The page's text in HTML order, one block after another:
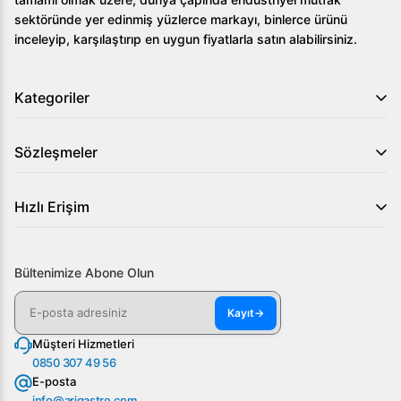
Cihazın temizliği kolay mı?
Detaylı bilgi ve özel fiyat teklifleri için şimdi bizimle iletişime
sektöründe yer edinmiş yüzlerce markayı, binlerce ürünü
inceleyip, karşılaştırıp en uygun fiyatlarla satın alabilirsiniz.
Kategoriler
Sözleşmeler
Hızlı Erişim
Bültenimize Abone Olun
Kayıt→
Müşteri Hizmetleri
0850 307 49 56
E-posta